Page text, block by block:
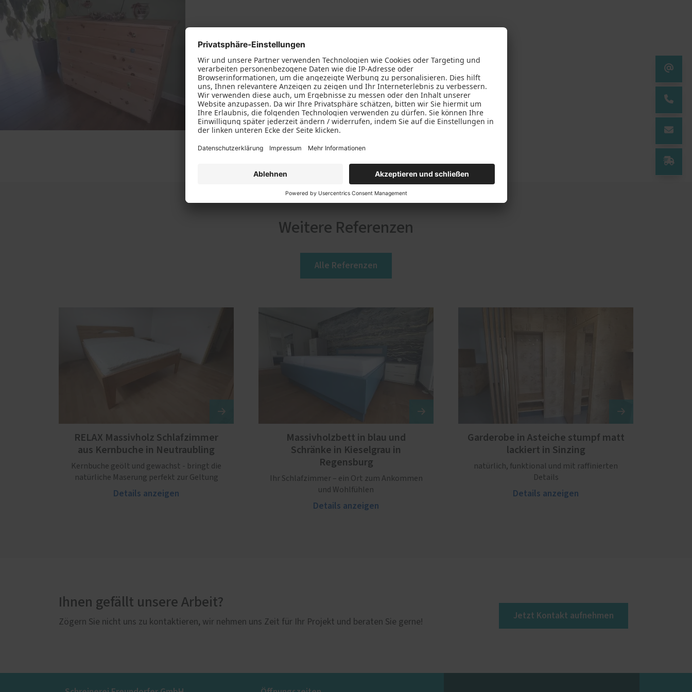
Weitere Referenzen
Alle Referenzen
RELAX Massivholz Schlafzimmer
aus Kernbuche in Neutraubling
Kernbuche geölt und gewachst - bringt die
natürliche Maserung perfekt zur Geltung
Details anzeigen
Massivholzbett in blau und
Schränke in Kieselgrau in
Regensburg
Ihr Schlafzimmer – ein Ort zum Ankommen
und Wohlfühlen
Details anzeigen
Garderobe in Asteiche stumpf matt
lackiert in Sinzing
natürlich, funktional und mit raffinierten
Details
Details anzeigen
Ihnen gefällt unsere Arbeit?
Zögern Sie nicht uns zu kontaktieren, wir nehmen uns Zeit für Ihr Projekt und beraten Sie gerne!
Jetzt Kontakt aufnehmen